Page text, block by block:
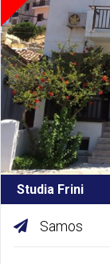
Studia Frini
Samos